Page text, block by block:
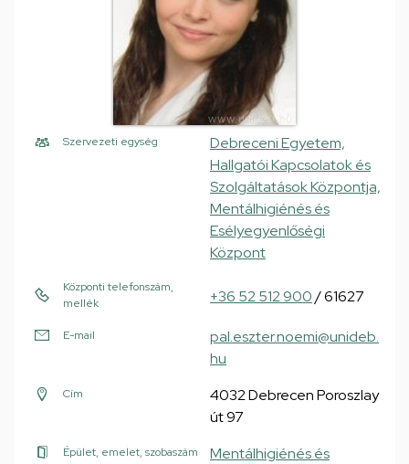
Szervezeti egység
Debreceni Egyetem,
Hallgatói Kapcsolatok és
Szolgáltatások Központja,
Mentálhigiénés és
Esélyegyenlőségi
Központ
Központi telefonszám,
mellék
+36 52 512 900/ 61627
E-mail
pal.eszter.noemi@unideb.
hu
Cím
4032 Debrecen Poroszlay
út 97
Épület, emelet, szobaszám
Mentálhigiénés és